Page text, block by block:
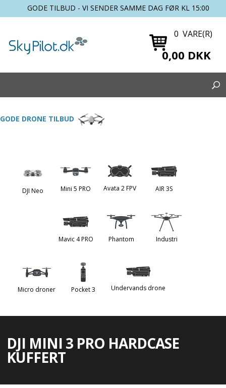
GODE TILBUD - VI SENDER SAMME DAG FØR KL 15:00
0 VARE(R)
0,00 DKK
GODE DRONE TILBUD
DJI Neo Mini 5 PRO Avata 2 FPV AIR 3S
Mavic 4 PRO Phantom Industri
Micro droner Pocket 3 Undervands drone
DJI MINI 3 PRO HARDCASE
KUFFERT